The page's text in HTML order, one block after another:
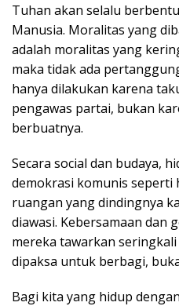
Tuhan akan selalu
Manusia. Moralitas yang
adalah moralitas yang
maka tidak ada
hanya dilakukan karena
pengawas partai, bukan
berbuatnya.
Secara social dan budaya,
demokrasi komunis seperti
ruangan yang dindingnya
diawasi. Kebersamaan dan
mereka tawarkan
dipaksa untuk berbagi,
Bagi kita yang hidup